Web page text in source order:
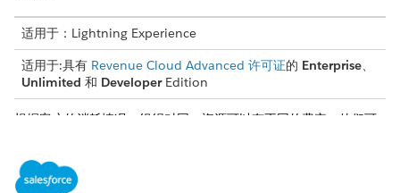
适用于：Lightning Experience
适用于:具有 Revenue Cloud Advanced 许可证的 Enterprise、
Unlimited 和 DeveloperEdition
根据客户的消耗情况，组织对同一资源可以有不同的费率。他们可
基本汇率变量